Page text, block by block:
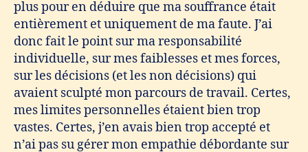
plus pour en déduire que ma souffrance était
entièrement et uniquement de ma faute. J’ai
donc fait le point sur ma responsabilité
individuelle, sur mes faiblesses et mes forces,
sur les décisions (et les non décisions) qui
avaient sculpté mon parcours de travail. Certes,
mes limites personnelles étaient bien trop
vastes. Certes, j’en avais bien trop accepté et
n’ai pas su gérer mon empathie débordante sur